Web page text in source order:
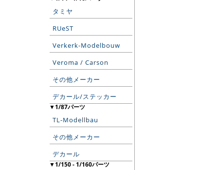
タミヤ
RUeST
Verkerk-Modelbouw
Veroma / Carson
その他メーカー
デカール/ステッカー
▼1/87パーツ
TL-Modellbau
その他メーカー
デカール
▼1/150 - 1/160パーツ